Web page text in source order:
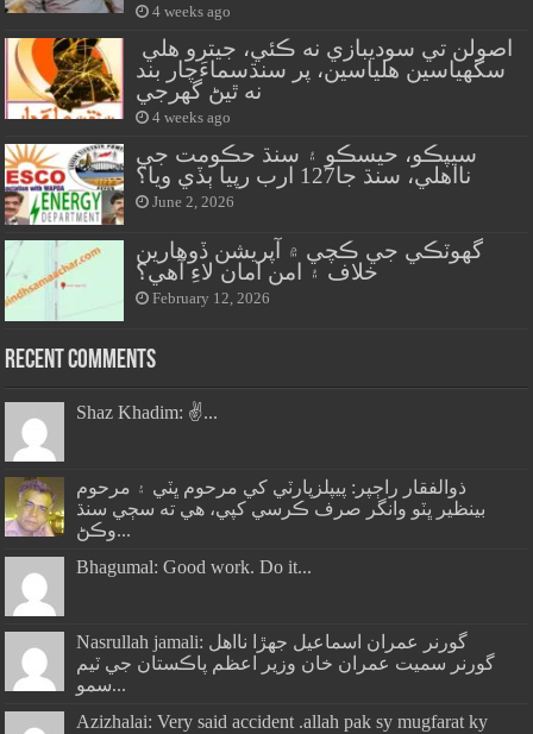
4 weeks ago
سگهياسين هلياسين، پر سنڌسماءَچار بند
نه ٿيڻ گهرجي
4 weeks ago
سيپڪو، حيسڪو ۽ سنڌ حڪومت جي
نااهلي، سنڌ جا127 ارب رپيا ٻڏي ويا؟
June 2, 2026
گهوٽڪي جي ڪچي ۾ آپريشن ڏوهارين
خلاف ۽ امن امان لاءِ آهي؟
February 12, 2026
Recent Comments
Shaz Khadim: ✌️...
ذوالفقار راڄپر: پيپلزپارٽي کي مرحوم ڀٽي ۽ مرحوم
بينظير ڀٽو وانگر صرف ڪرسي کپي، هي ته سڄي سنڌ
وڪڻ...
Bhagumal: Good work. Do it...
Nasrullah jamali: گورنر عمران اسماعيل جھڙا نااهل
گورنر سميت عمران خان وزير اعظم پاڪستان جي ٽيم
سمو...
Azizhalai: Very said accident .allah pak sy mugfarat ky